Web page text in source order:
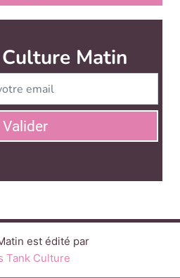
Matin
Valider
est édité par
Tank Culture